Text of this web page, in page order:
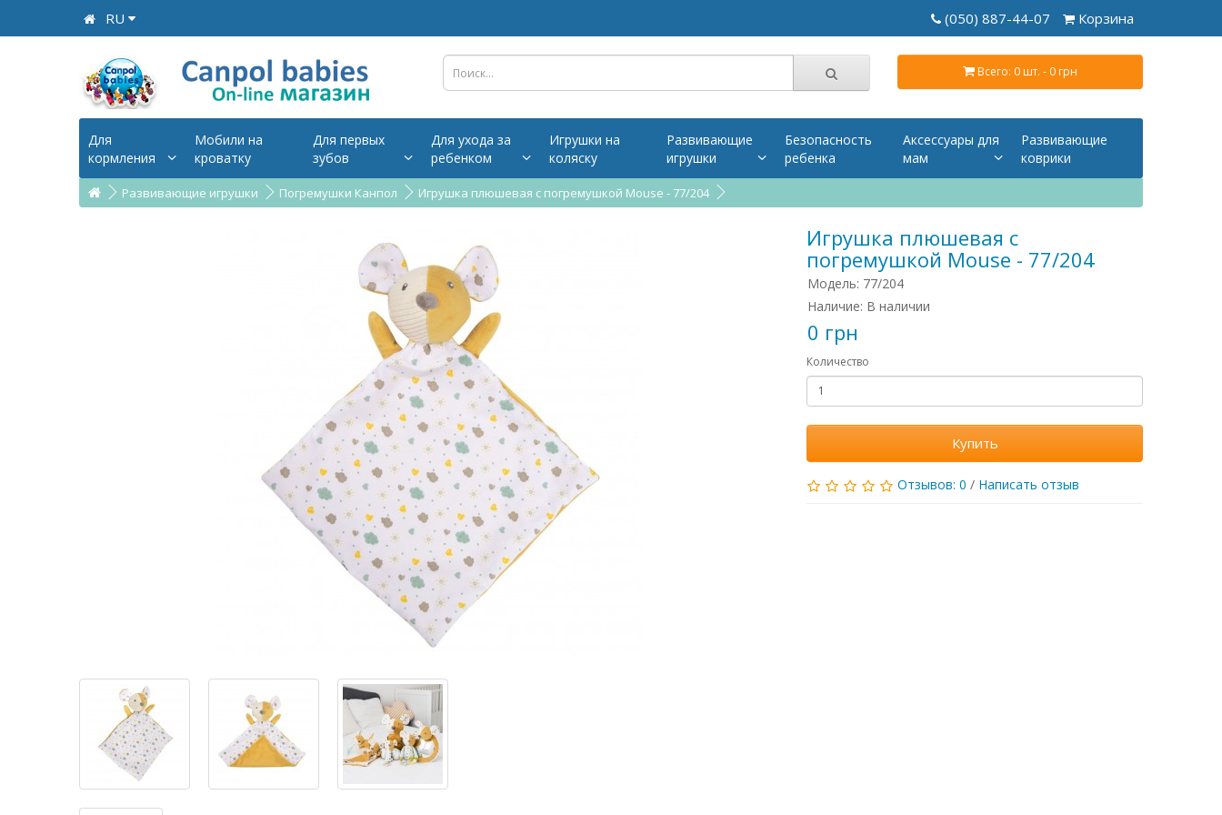
RU Корзина
(050) 887-44-07
Всего: 0 шт. - 0 грн
Для
кормления
Мобили на
кроватку
Для первых
зубов
Для ухода за
ребенком
Игрушки на
коляску
Развивающие
игрушки
Безопасность
ребенка
Аксессуары для
мам
Развивающие
коврики
Развивающие игрушки Погремушки Канпол Игрушка плюшевая с погремушкой Mouse - 77/204
Игрушка плюшевая с
погремушкой Mouse - 77/204
Модель: 77/204
Наличие: В наличии
0 грн
Количество
Купить
Отзывов: 0 / Написать отзыв